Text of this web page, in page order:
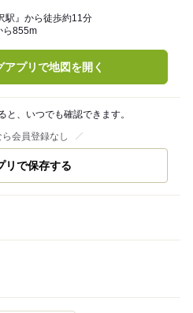
駅』から徒歩約11分
ら855m
アプリで地図を開く
と、いつでも確認できます。
会員登録なし
リで保存する